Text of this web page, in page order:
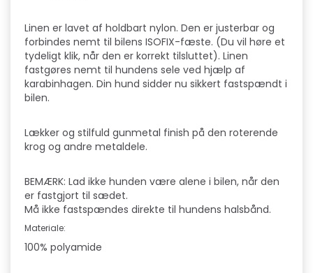
Linen er lavet af holdbart nylon. Den er justerbar og
forbindes nemt til bilens ISOFIX-fæste. (Du vil høre et
tydeligt klik, når den er korrekt tilsluttet). Linen
fastgøres nemt til hundens sele ved hjælp af
karabinhagen. Din hund sidder nu sikkert fastspændt i
bilen.
Lækker og stilfuld gunmetal finish på den roterende
krog og andre metaldele.
BEMÆRK: Lad ikke hunden være alene i bilen, når den
er fastgjort til sædet.
Må ikke fastspændes direkte til hundens halsbånd.
Materiale:
100% polyamide